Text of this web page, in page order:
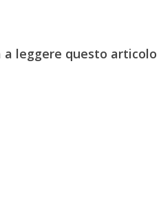
a leggere questo articolo